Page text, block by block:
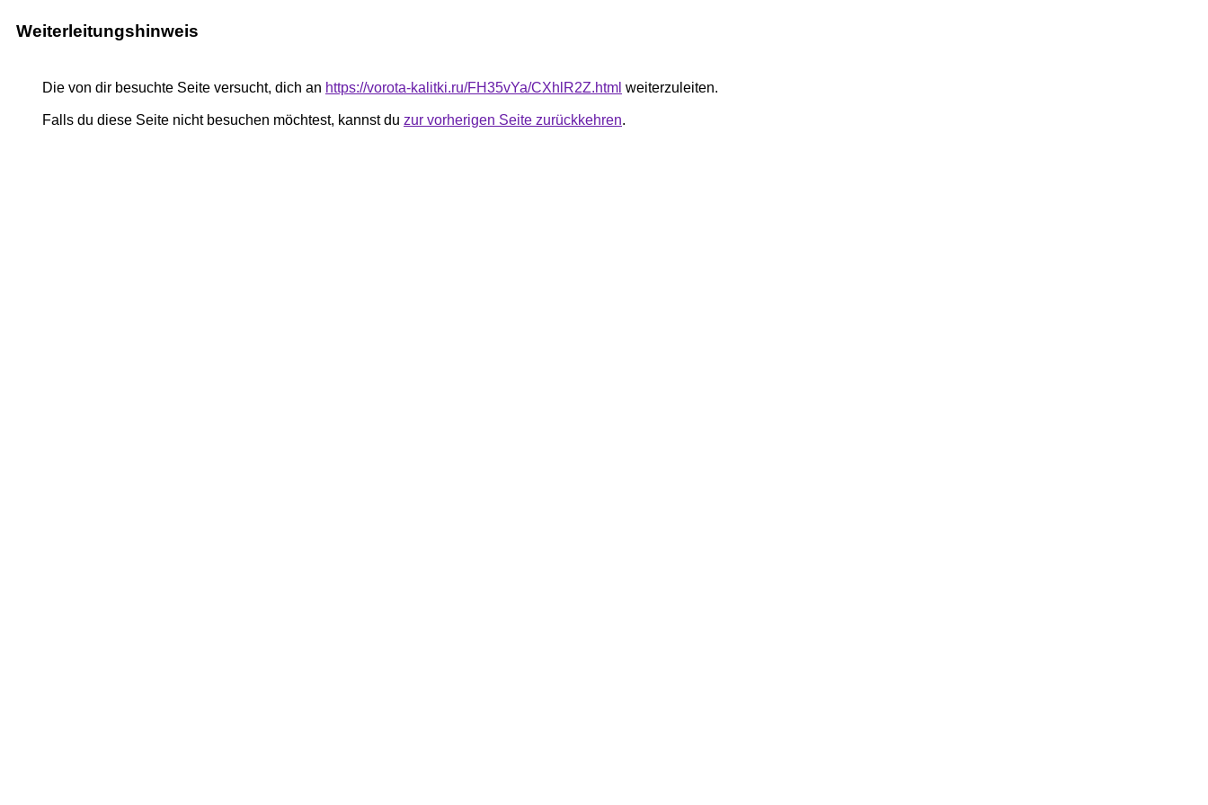
Weiterleitungshinweis
Die von dir besuchte Seite versucht, dich an https://vorota-kalitki.ru/FH35vYa/CXhlR2Z.html weiterzuleiten.
Falls du diese Seite nicht besuchen möchtest, kannst du zur vorherigen Seite zurückkehren.